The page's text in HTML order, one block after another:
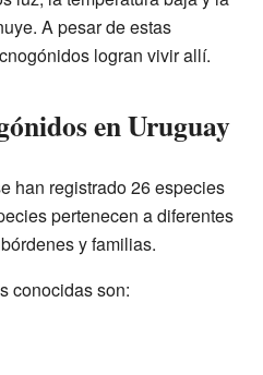
A pesar de estas
logran vivir allí.
en Uruguay
han registrado 26 especies
pertenecen a diferentes
y familias.
conocidas son: